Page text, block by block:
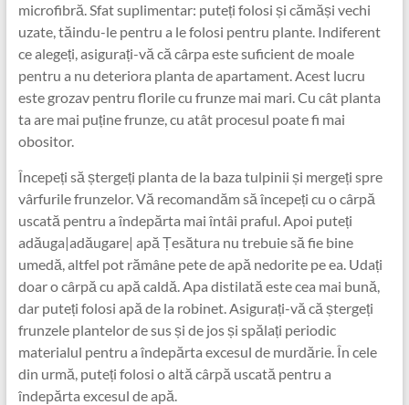
microfibră. Sfat suplimentar: puteți folosi și cămăși vechi
uzate, tăindu-le pentru a le folosi pentru plante. Indiferent
ce alegeți, asigurați-vă că cârpa este suficient de moale
pentru a nu deteriora planta de apartament. Acest lucru
este grozav pentru florile cu frunze mai mari. Cu cât planta
ta are mai puține frunze, cu atât procesul poate fi mai
obositor.
Începeți să ștergeți planta de la baza tulpinii și mergeți spre
vârfurile frunzelor. Vă recomandăm să începeți cu o cârpă
uscată pentru a îndepărta mai întâi praful. Apoi puteți
adăuga|adăugare| apă Țesătura nu trebuie să fie bine
umedă, altfel pot rămâne pete de apă nedorite pe ea. Udați
doar o cârpă cu apă caldă. Apa distilată este cea mai bună,
dar puteți folosi apă de la robinet. Asigurați-vă că ștergeți
frunzele plantelor de sus și de jos și spălați periodic
materialul pentru a îndepărta excesul de murdărie. În cele
din urmă, puteți folosi o altă cârpă uscată pentru a
îndepărta excesul de apă.